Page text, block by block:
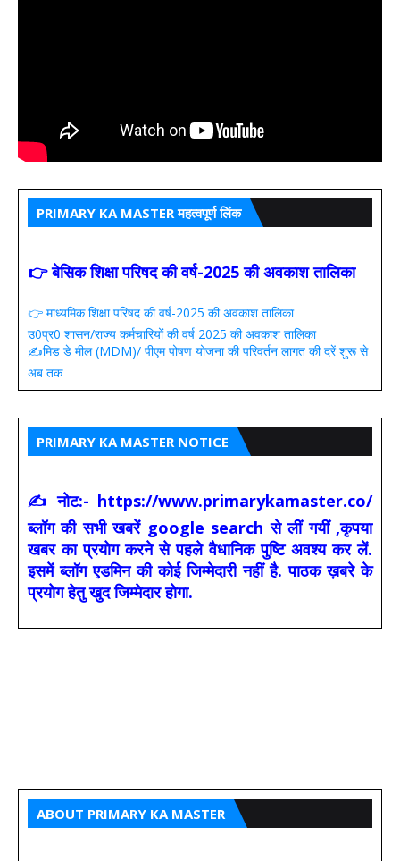
PRIMARY KA MASTER महत्वपूर्ण लिंक
👉 बेसिक शिक्षा परिषद की वर्ष-2025 की अवकाश तालिका
👉 माध्यमिक शिक्षा परिषद की वर्ष-2025 की अवकाश तालिका
उ0प्र0 शासन/राज्य कर्मचारियों की वर्ष 2025 की अवकाश तालिका
✍️मिड डे मील (MDM)/ पीएम पोषण योजना की परिवर्तन लागत की दरें शुरू से
अब तक
PRIMARY KA MASTER NOTICE
✍ नोट:- https://www.primarykamaster.co/
ब्लॉग की सभी खबरें google search से लीं गयीं ,कृपया
खबर का प्रयोग करने से पहले वैधानिक पुष्टि अवश्य कर लें.
इसमें ब्लॉग एडमिन की कोई जिम्मेदारी नहीं है. पाठक ख़बरे के
प्रयोग हेतु खुद जिम्मेदार होगा.
ABOUT PRIMARY KA MASTER